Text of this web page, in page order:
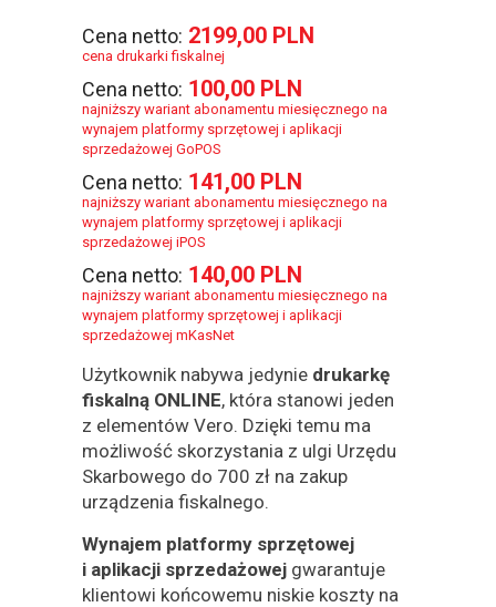
Cena netto: 2199,00 PLN
cena drukarki fiskalnej
Cena netto: 100,00 PLN
najniższy wariant abonamentu miesięcznego na
wynajem platformy sprzętowej i aplikacji
sprzedażowej GoPOS
Cena netto: 141,00 PLN
najniższy wariant abonamentu miesięcznego na
wynajem platformy sprzętowej i aplikacji
sprzedażowej iPOS
Cena netto: 140,00 PLN
najniższy wariant abonamentu miesięcznego na
wynajem platformy sprzętowej i aplikacji
sprzedażowej mKasNet
Użytkownik nabywa jedynie drukarkę
fiskalną ONLINE, która stanowi jeden
z elementów Vero. Dzięki temu ma
możliwość skorzystania z ulgi Urzędu
Skarbowego do 700 zł na zakup
urządzenia fiskalnego.
Wynajem platformy sprzętowej
i aplikacji sprzedażowej gwarantuje
klientowi końcowemu niskie koszty na